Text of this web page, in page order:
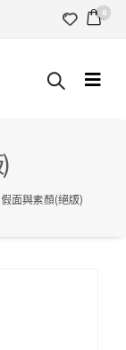
0
假面與素顏(絕版)